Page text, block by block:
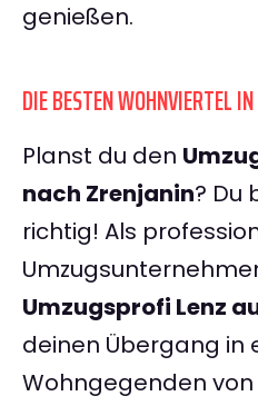
genießen.
DIE BESTEN WOHNVIERTEL
Planst du den
nach Zrenjanin? Du
richtig! Als
Umzugsprofi Lenz
deinen Übergang in
Wohngegenden von